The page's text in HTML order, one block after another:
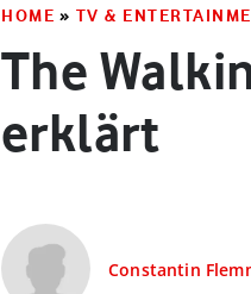
HOME » TV &
The
erklärt
Constantin